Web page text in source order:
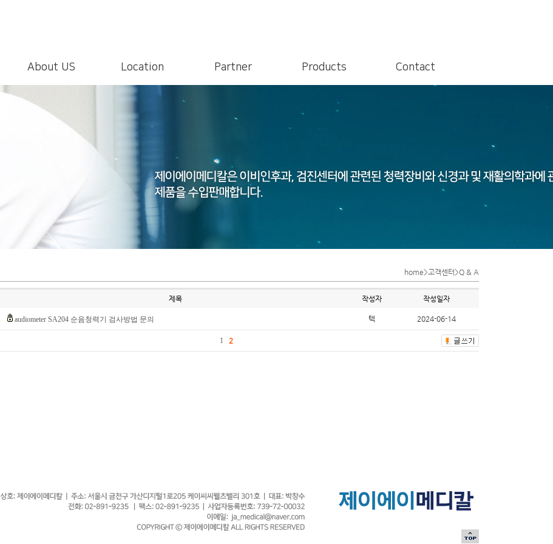
About US Location Partner Products Contact
home>고객센터>Q & A
제목 작성자 작성일자
audiometer SA204 순음청력기 검사방법 문의 텍 2024-06-14
1 2